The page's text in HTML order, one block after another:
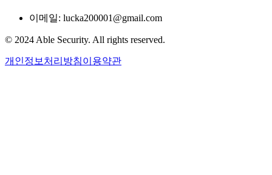
이메일: lucka200001@gmail.com
© 2024 Able Security. All rights reserved.
개인정보처리방침이용약관